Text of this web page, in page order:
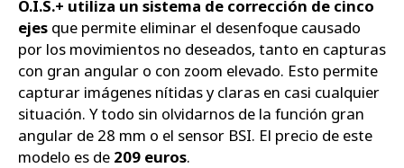
O.I.S.+ utiliza un sistema de corrección de cinco
ejes que permite eliminar el desenfoque causado
por los movimientos no deseados, tanto en capturas
con gran angular o con zoom elevado. Esto permite
capturar imágenes nítidas y claras en casi cualquier
situación. Y todo sin olvidarnos de la función gran
angular de 28 mm o el sensor BSI. El precio de este
modelo es de 209 euros.